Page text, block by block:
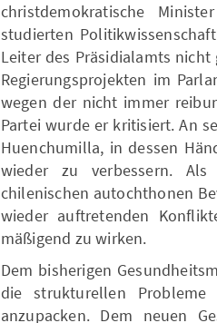
christdemokratische
studierten
Leiter des Präsidialamts
Regierungsprojekten im
wegen der nicht immer
Partei wurde er kritisiert. An
Huenchumilla, in dessen
wieder zu verbessern.
chilenischen autochthonen
wieder auftretenden
mäßigend zu wirken.
Dem bisherigen
die strukturellen Probleme
anzupacken. Dem neuen